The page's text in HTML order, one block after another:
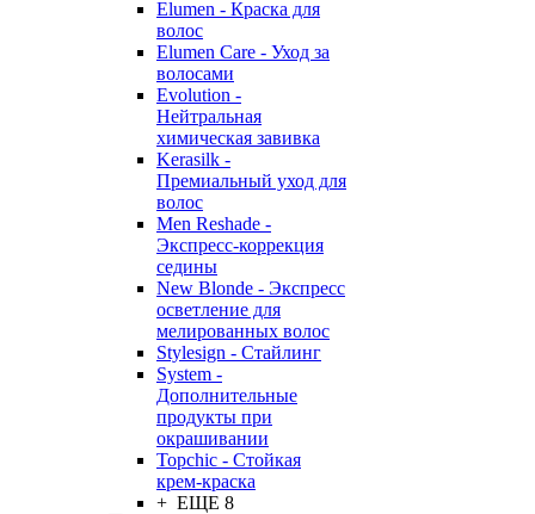
Elumen - Краска для
волос
Elumen Care - Уход за
волосами
Evolution -
Нейтральная
химическая завивка
Kerasilk -
Премиальный уход для
волос
Men Reshade -
Экспресс-коррекция
седины
New Blonde - Экспресс
осветление для
мелированных волос
Stylesign - Стайлинг
System -
Дополнительные
продукты при
окрашивании
Topchic - Стойкая
крем-краска
+ ЕЩЕ 8